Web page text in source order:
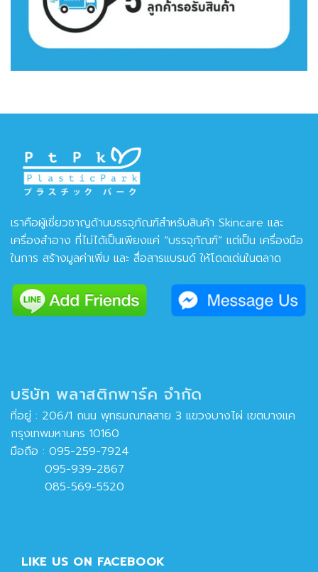
เราคือผู้เชี่ยวชาญด้านบรรจุภัณฑ์สำหรับสินค้า Skincare และ
เครื่องสำอาง ที่ไม่ได้เป็นเพียงแค่ “บรรจุภัณฑ์” แต่เป็น เครื่องมือ
ในการ สร้างมูลค่าเพิ่ม และ สื่อสารแบรนด์ ให้โดดเด่นในตลาด
บริษัท พลาสติกพาร์ค จำกัด
ที่อยู่ : 206/1 ถนน พุทธมณฑลสาย 3 แขวงบางไผ่ เขตบางแค
กรุงเทพมหานคร 10160
มือถือ : 095-259-7924
095-939-2867
085-569-5520
LIKE US ON FACEBOOK